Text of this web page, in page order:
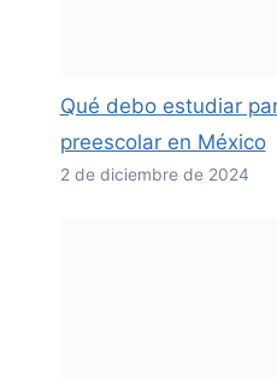
Qué debo estudiar
preescolar en México
2 de diciembre de 2024